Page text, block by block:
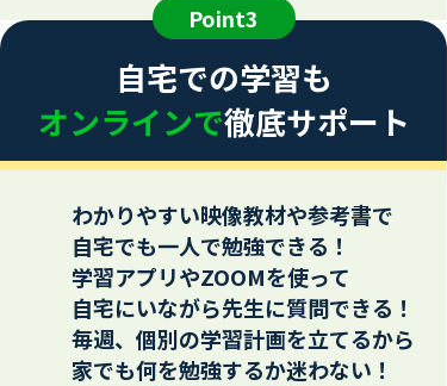
Point3
自宅での学習も
オンラインで徹底サポート
わかりやすい映像教材や参考書で
自宅でも一人で勉強できる！
学習アプリやZOOMを使って
自宅にいながら先生に質問できる！
毎週、個別の学習計画を立てるから
家でも何を勉強するか迷わない！